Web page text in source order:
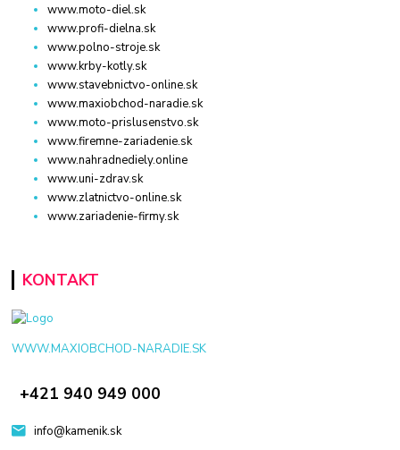
www.moto-diel.sk
www.profi-dielna.sk
www.polno-stroje.sk
www.krby-kotly.sk
www.stavebnictvo-online.sk
www.maxiobchod-naradie.sk
www.moto-prislusenstvo.sk
www.firemne-zariadenie.sk
www.nahradnediely.online
www.uni-zdrav.sk
www.zlatnictvo-online.sk
www.zariadenie-firmy.sk
KONTAKT
WWW.MAXIOBCHOD-NARADIE.SK
+421 940 949 000
info@kamenik.sk